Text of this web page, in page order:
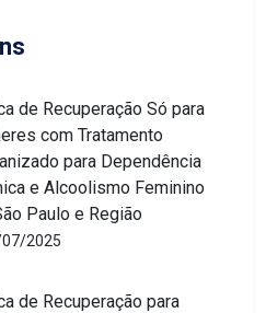
de Recuperação Só para
com Tratamento
para Dependência
e Alcoolismo Feminino
Paulo e Região
2025
de Recuperação para